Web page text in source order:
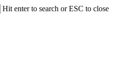
Hit enter to search or ESC to close